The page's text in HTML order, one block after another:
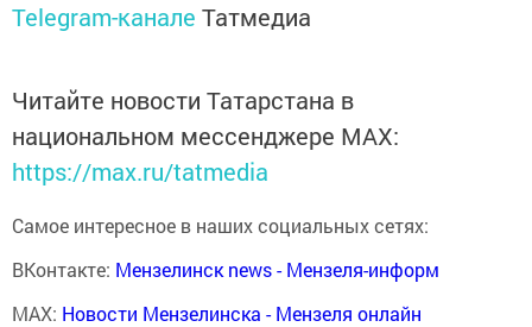
Telegram-канале Татмедиа
Читайте новости Татарстана в
национальном мессенджере MАХ:
https://max.ru/tatmedia
Самое интересное в наших социальных сетях:
ВКонтакте: Мензелинск news - Мензеля-информ
MAX: Новости Мензелинска - Мензеля онлайн